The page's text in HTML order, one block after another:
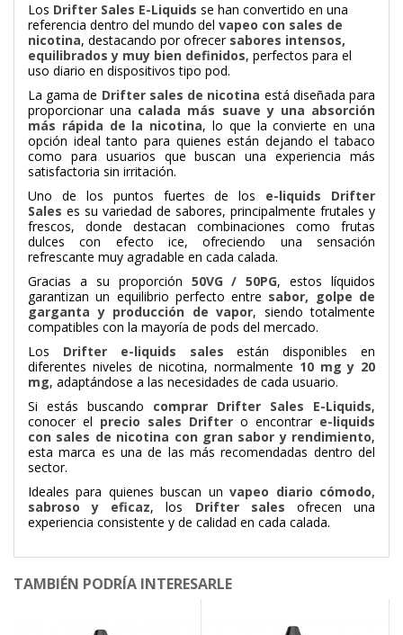
Los Drifter Sales E-Liquids se han convertido en una
referencia dentro del mundo del vapeo con sales de
nicotina, destacando por ofrecer sabores intensos,
equilibrados y muy bien definidos, perfectos para el
uso diario en dispositivos tipo pod.
La gama de Drifter sales de nicotina está diseñada para
proporcionar una calada más suave y una absorción
más rápida de la nicotina, lo que la convierte en una
opción ideal tanto para quienes están dejando el tabaco
como para usuarios que buscan una experiencia más
satisfactoria sin irritación.
Uno de los puntos fuertes de los e-liquids Drifter
Sales es su variedad de sabores, principalmente frutales y
frescos, donde destacan combinaciones como frutas
dulces con efecto ice, ofreciendo una sensación
refrescante muy agradable en cada calada.
Gracias a su proporción 50VG / 50PG, estos líquidos
garantizan un equilibrio perfecto entre sabor, golpe de
garganta y producción de vapor, siendo totalmente
compatibles con la mayoría de pods del mercado.
Los Drifter e-liquids sales están disponibles en
diferentes niveles de nicotina, normalmente 10 mg y 20
mg, adaptándose a las necesidades de cada usuario.
Si estás buscando comprar Drifter Sales E-Liquids,
conocer el precio sales Drifter o encontrar e-liquids
con sales de nicotina con gran sabor y rendimiento,
esta marca es una de las más recomendadas dentro del
sector.
Ideales para quienes buscan unvapeo diario cómodo,
sabroso y eficaz, los Drifter sales ofrecen una
experiencia consistente y de calidad en cada calada.
TAMBIÉN PODRÍA INTERESARLE